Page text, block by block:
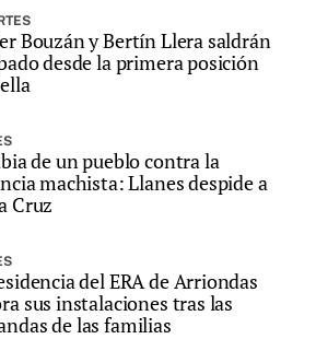
Bouzán y Bertín Llera saldrán
desde la primera posición
de un pueblo contra la
machista: Llanes despide a
Cruz
del ERA de Arriondas
sus instalaciones tras las
de las familias